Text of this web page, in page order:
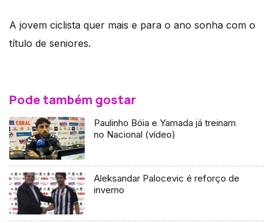
A jovem ciclista quer mais e para o ano sonha com o
título de seniores.
Pode também gostar
Paulinho Bóia e Yamada já treinam
no Nacional (vídeo)
Aleksandar Palocevic é reforço de
inverno